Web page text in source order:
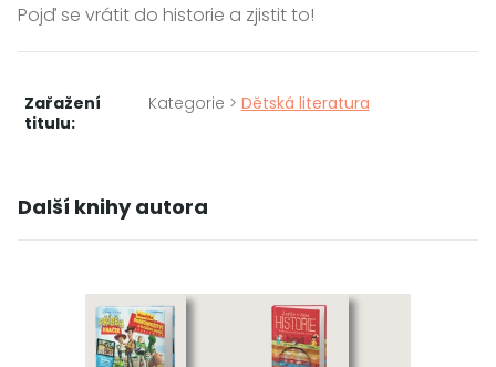
Pojď se vrátit do historie a zjistit to!
Zařažení
titulu:
Kategorie > Dětská literatura
Další knihy autora